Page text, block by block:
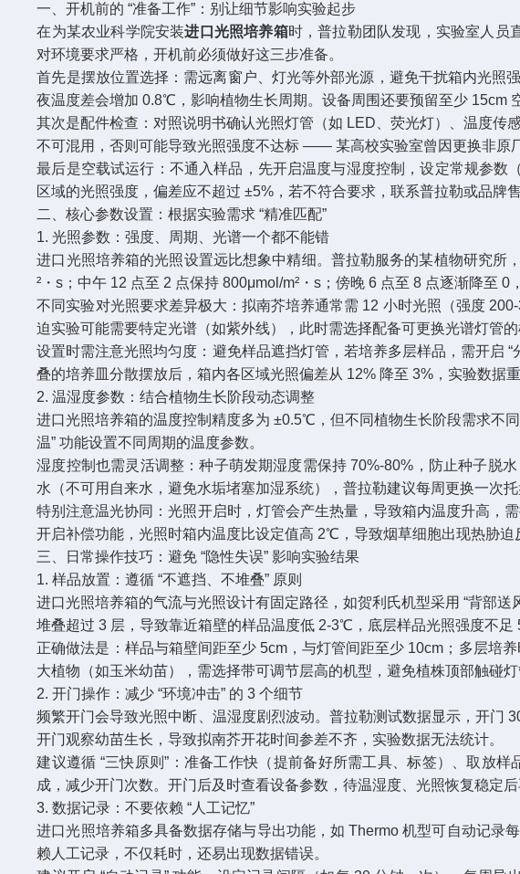
一、开机前的 “准备工作”：别让细节影响实验起步​
在为某农业科学院安装进口光照培养箱时，普拉勒团队发现，实验室人员
对环境要求严格，开机前必须做好这三步准备。​
首先是摆放位置选择：需远离窗户、灯光等外部光源，避免干扰箱内光
夜温度差会增加 0.8℃，影响植物生长周期。设备周围还要预留至少 15cm
其次是配件检查：对照说明书确认光照灯管（如 LED、荧光灯）、温度
不可混用，否则可能导致光照强度不达标 —— 某高校实验室曾因更换非原
最后是空载试运行：不通入样品，先开启温度与湿度控制，设定常规参
区域的光照强度，偏差应不超过 ±5%，若不符合要求，联系普拉勒或品牌
二、核心参数设置：根据实验需求 “精准匹配”​
1. 光照参数：强度、周期、光谱一个都不能错​
进口光照培养箱的光照设置远比想象中精细。普拉勒服务的某植物研究
²・s；中午 12 点至 2 点保持 800μmol/m²・s；傍晚 6 点至 8 点逐渐降至 0
不同实验对光照要求差异极大：拟南芥培养通常需 12 小时光照（强度
迫实验可能需要特定光谱（如紫外线），此时需选择配备可更换光谱灯管
设置时需注意光照均匀度：避免样品遮挡灯管，若培养多层样品，需开启
叠的培养皿分散摆放后，箱内各区域光照偏差从 12% 降至 3%，实验数据重
2. 温湿度参数：结合植物生长阶段动态调整​
进口光照培养箱的温度控制精度多为 ±0.5℃，但不同植物生长阶段需求
温” 功能设置不同周期的温度参数。​
湿度控制也需灵活调整：种子萌发期湿度需保持 70%-80%，防止种子脱
水（不可用自来水，避免水垢堵塞加湿系统），普拉勒建议每周更换一次
特别注意温光协同：光照开启时，灯管会产生热量，导致箱内温度升高
开启补偿功能，光照时箱内温度比设定值高 2℃，导致烟草细胞出现热胁迫
三、日常操作技巧：避免 “隐性失误” 影响实验结果​
1. 样品放置：遵循 “不遮挡、不堆叠” 原则​
进口光照培养箱的气流与光照设计有固定路径，如贺利氏机型采用 “背部
堆叠超过 3 层，导致靠近箱壁的样品温度低 2-3℃，底层样品光照强度不足
正确做法是：样品与箱壁间距至少 5cm，与灯管间距至少 10cm；多层培
大植物（如玉米幼苗），需选择带可调节层高的机型，避免植株顶部触碰灯
2. 开门操作：减少 “环境冲击” 的 3 个细节​
频繁开门会导致光照中断、温湿度剧烈波动。普拉勒测试数据显示，开门
开门观察幼苗生长，导致拟南芥开花时间参差不齐，实验数据无法统计。​
建议遵循 “三快原则”：准备工作快（提前备好所需工具、标签）、取放
成，减少开门次数。开门后及时查看设备参数，待温湿度、光照恢复稳定后
3. 数据记录：不要依赖 “人工记忆”​
进口光照培养箱多具备数据存储与导出功能，如 Thermo 机型可自动记录
赖人工记录，不仅耗时，还易出现数据错误。​